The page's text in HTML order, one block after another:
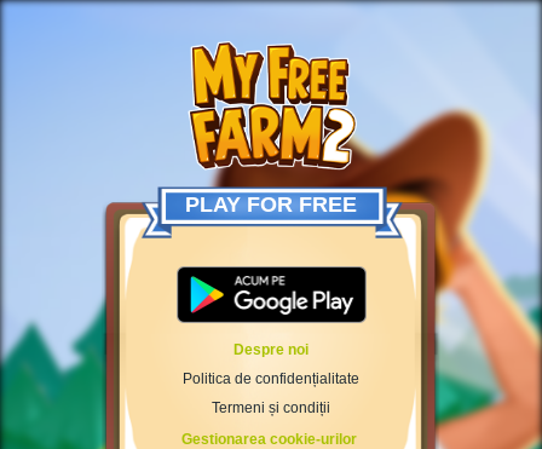
PLAY FOR FREE
Despre noi
Politica de confidențialitate
Termeni și condiții
Gestionarea cookie-urilor